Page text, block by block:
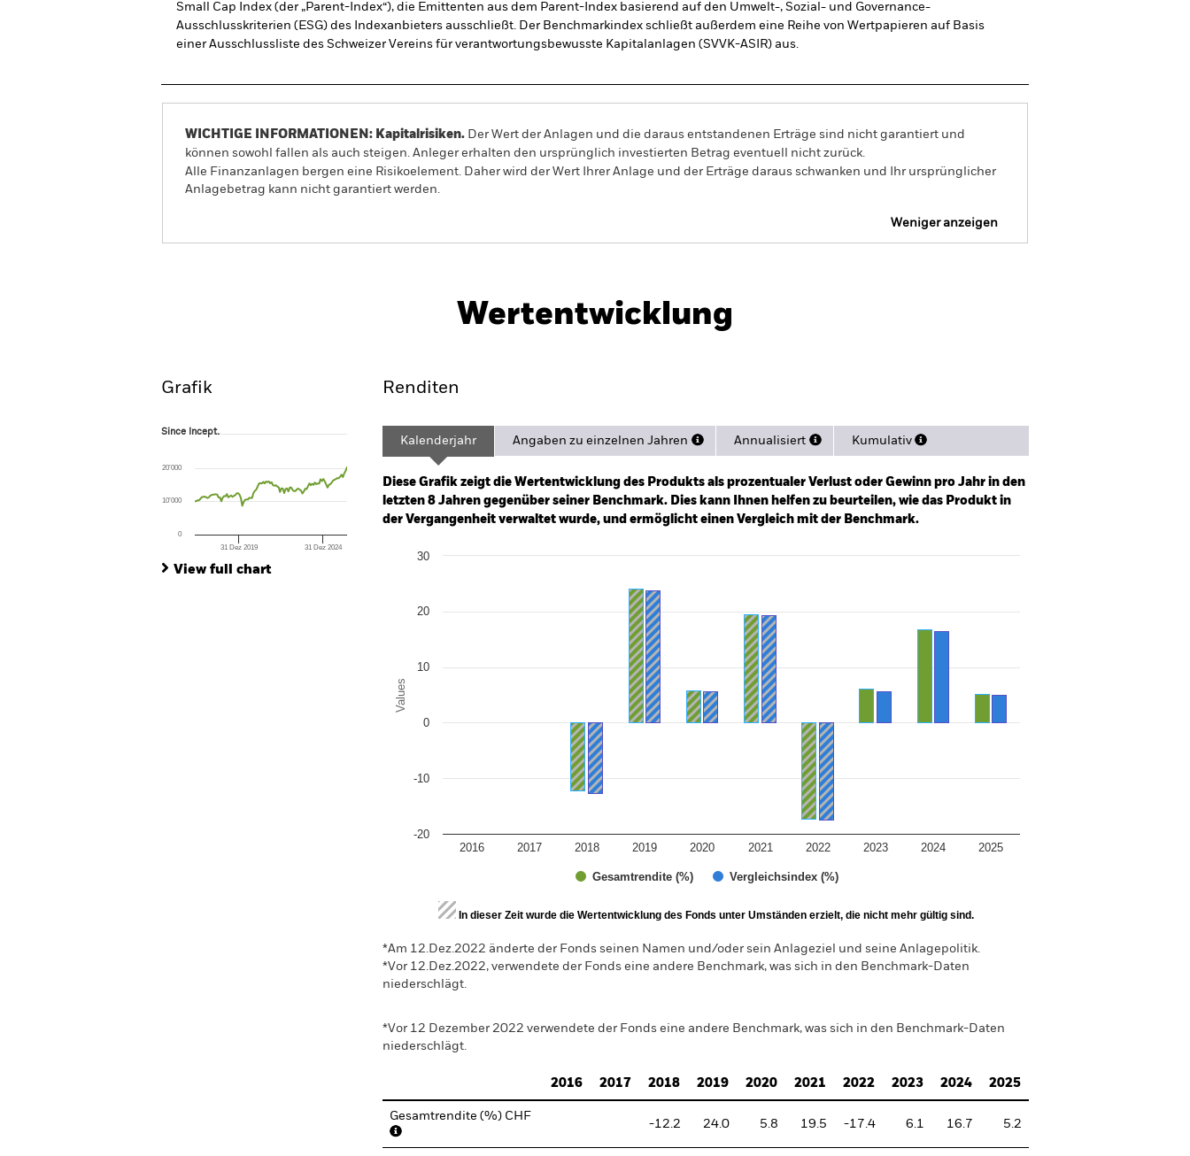
Small Cap Index (der „Parent-Index“), die Emittenten aus dem Parent-Index basierend auf den Umwelt-, Sozial- und Governance-
Ausschlusskriterien (ESG) des Indexanbieters ausschließt. Der Benchmarkindex schließt außerdem eine Reihe von Wertpapieren auf Basis
einer Ausschlussliste des Schweizer Vereins für verantwortungsbewusste Kapitalanlagen (SVVK-ASIR) aus.
WICHTIGE INFORMATIONEN: Kapitalrisiken. Der Wert der Anlagen und die daraus entstandenen Erträge sind nicht garantiert und
können sowohl fallen als auch steigen. Anleger erhalten den ursprünglich investierten Betrag eventuell nicht zurück.
Alle Finanzanlagen bergen eine Risikoelement. Daher wird der Wert Ihrer Anlage und der Erträge daraus schwanken und Ihr ursprünglicher
Anlagebetrag kann nicht garantiert werden.
Weniger anzeigen
Herunterladen
Wertentwicklung
Grafik
Since Incept.
The chart has 1 X axis displaying Time. Range: 2017-05-01 00:00:00 to 2026-06-30 00:00:00.
The chart has 1 Y axis displaying values. Range: -100 to 200.
Since Incept.
31 Dez 2019 31 Dez 2024
0
10’000
20’000
View full chart
Renditen
Kalenderjahr Angaben zu einzelnen Jahren Annualisiert Kumulativ
Diese Grafik zeigt die Wertentwicklung des Produkts als prozentualer Verlust oder Gewinn pro Jahr in den
letzten 8 Jahren gegenüber seiner Benchmark. Dies kann Ihnen helfen zu beurteilen, wie das Produkt in
der Vergangenheit verwaltet wurde, und ermöglicht einen Vergleich mit der Benchmark.
Bar chart with 2 data series.
The chart has 1 Y axis displaying Values. Range: -20 to 30.
Values
Gesamtrendite (%) Vergleichsindex (%)
2016 2017 2018 2019 2020 2021 2022 2023 2024 2025
-20
-10
0
10
20
30
End of interactive chart.
In dieser Zeit wurde die Wertentwicklung des Fonds unter Umständen erzielt, die nicht mehr gültig sind.
*Am 12.Dez.2022 änderte der Fonds seinen Namen und/oder sein Anlageziel und seine Anlagepolitik.
*Vor 12.Dez.2022, verwendete der Fonds eine andere Benchmark, was sich in den Benchmark-Daten
niederschlägt.
*Vor 12 Dezember 2022 verwendete der Fonds eine andere Benchmark, was sich in den Benchmark-Daten
niederschlägt.
2016 2017 2018 2019 2020 2021 2022 2023 2024 2025
Gesamtrendite (%) CHF
-12.2 24.0 5.8 19.5 -17.4 6.1 16.7 5.2